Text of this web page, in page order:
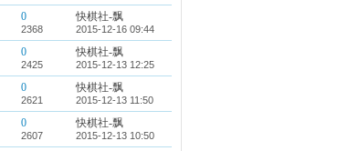
0
2368
快棋社-飘
2015-12-16 09:44
0
2425
快棋社-飘
2015-12-13 12:25
0
2621
快棋社-飘
2015-12-13 11:50
0
2607
快棋社-飘
2015-12-13 10:50